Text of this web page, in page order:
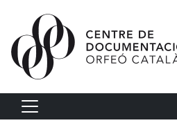
Vés al contingut
Navegació principal